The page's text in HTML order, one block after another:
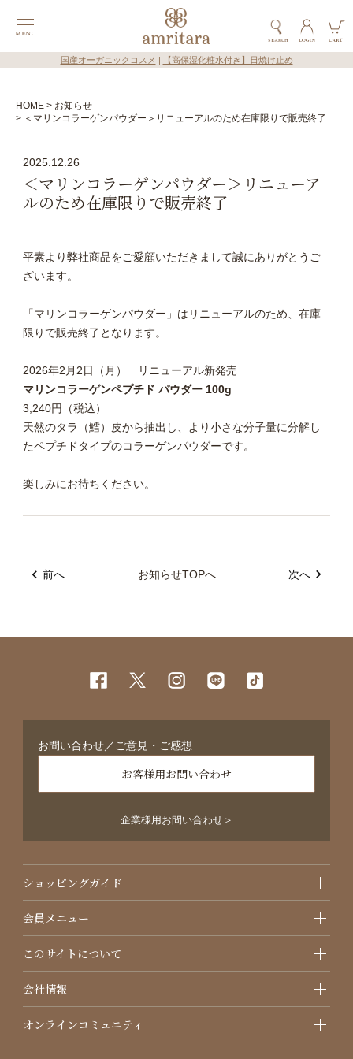
国産オーガニックコスメ 【高保湿化粧水付き】日焼け止め
HOME
お知らせ
＜マリンコラーゲンパウダー＞リニューアルのため在庫限りで販売終了
2025.12.26
＜マリンコラーゲンパウダー＞リニューア
ルのため在庫限りで販売終了
平素より弊社商品をご愛顧いただきまして誠にありがとうご
ざいます。
「マリンコラーゲンパウダー」はリニューアルのため、在庫
限りで販売終了となります。
2026年2月2日（月） リニューアル新発売
マリンコラーゲンペプチド パウダー 100g
3,240円（税込）
天然のタラ（鱈）皮から抽出し、より小さな分子量に分解し
たペプチドタイプのコラーゲンパウダーです。
楽しみにお待ちください。
前へ お知らせTOPへ 次へ
お問い合わせ／ご意見・ご感想
お客様用お問い合わせ
企業様用お問い合わせ＞
ショッピングガイド
会員メニュー
このサイトについて
会社情報
オンラインコミュニティ